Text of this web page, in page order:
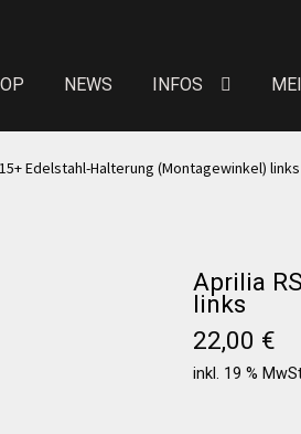
NEWS INFOS
Kontakt
Preislisten
Allgemeine
Edelstahl-Halterung (Montagewinkel) links
Aprilia
links
22,00 €
inkl. 19 %